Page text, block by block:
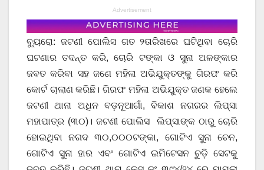
Advertisement
ବ୍ୟୁରୋ: ଜଟଣୀ ପୋଲିସ ଗତ ୨ତାରିଖରେ ଘଟିଥିବା ଚୋରି
ଘଟଣାର ତଦନ୍ତ କରି, ଚୋରି ଟଙ୍କା ଓ ସୁନା ଅଳଙ୍କାର
ଜବତ କରିବା ସହ ଜଣେ ମହିଳା ଅଭିଯୁକ୍ତଙ୍କୁ ଗିରଫ କରି
କୋର୍ଟ ଚାଲାଣ କରିଛି। ଗିରଫ ମହିଳା ଅଭିଯୁକ୍ତ ଜଣକ ହେଲେ
ଜଟଣୀ ଥାନା ଅଧିନ ବଡ଼ନୂଆଗାଁ, ବିକାଶ ନଗରର ଲିପ୍ସା
ମହାପାତ୍ର (୩୦)। ଜଟଣୀ ପୋଲିସ ଲିପ୍ସାଙ୍କ ଠାରୁ ଚୋରି
ହୋଇଥିବା ନଗଦ ୩୦,୦୦୦ଟଙ୍କା, ଗୋଟିଏ ସୁନା ଚେନ,
ଗୋଟିଏ ସୁନା ହାର ଏବଂ ଗୋଟିଏ ଇମିଟେସନ ଚୁଡ଼ି ସେଟକୁ